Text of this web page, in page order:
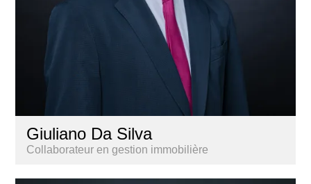
Giuliano Da Silva
Collaborateur en gestion immobilière